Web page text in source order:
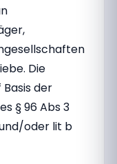
Die
der
§ 96 Abs 3
oder lit b